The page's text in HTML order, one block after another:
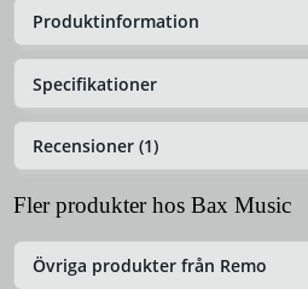
Produktinformation
Specifikationer
Recensioner (1)
Fler produkter hos Bax Music
Övriga produkter från Remo